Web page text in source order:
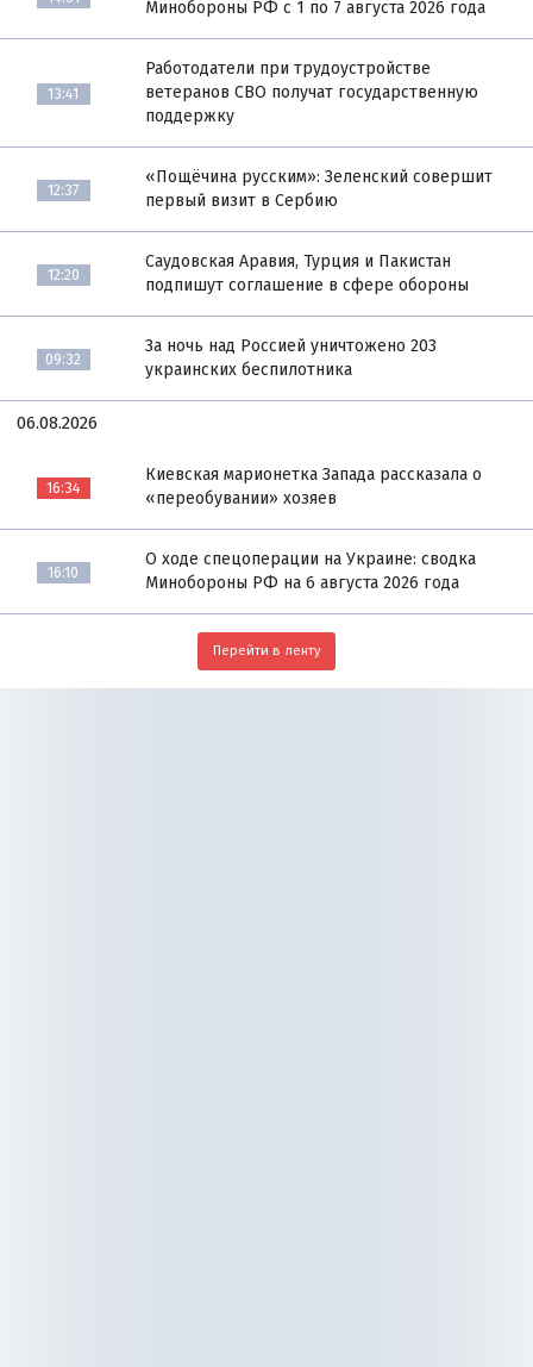
Минобороны РФ с 1 по 7 августа 2026 года
13:41
Работодатели при трудоустройстве
ветеранов СВО получат государственную
поддержку
12:37
«Пощёчина русским»: Зеленский совершит
первый визит в Сербию
12:20
Саудовская Аравия, Турция и Пакистан
подпишут соглашение в сфере обороны
09:32
За ночь над Россией уничтожено 203
украинских беспилотника
06.08.2026
16:34
Киевская марионетка Запада рассказала о
«переобувании» хозяев
16:10
О ходе спецоперации на Украине: сводка
Минобороны РФ на 6 августа 2026 года
Перейти в ленту